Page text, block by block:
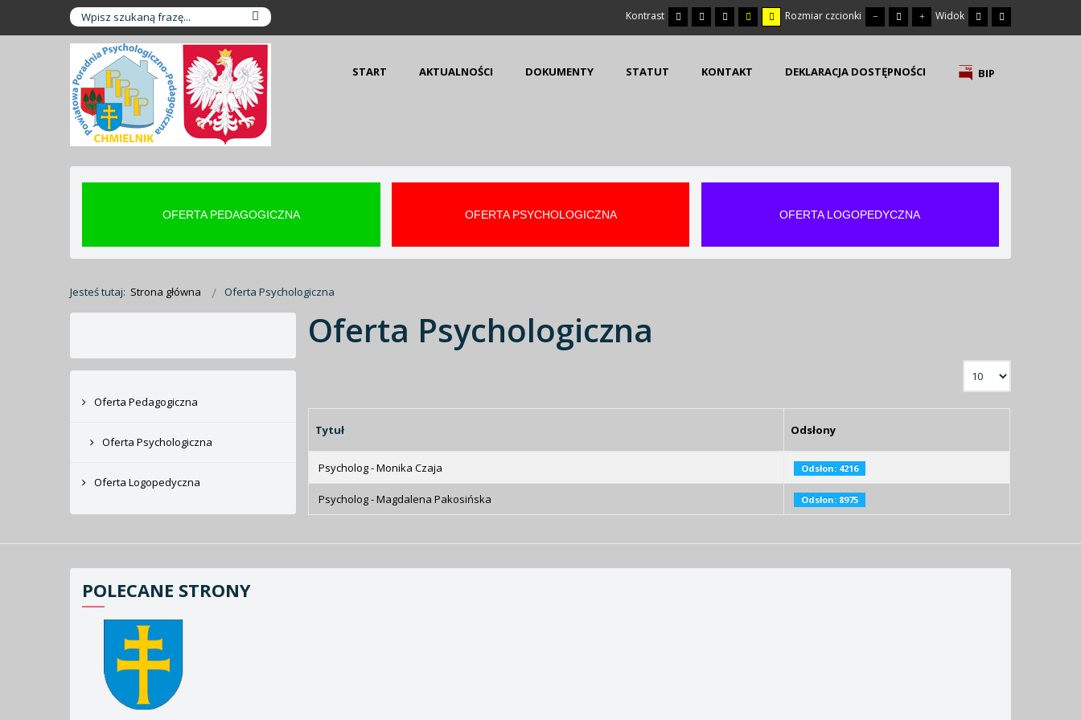
Kontrast Rozmiar czcionki Widok
START AKTUALNOŚCI DOKUMENTY STATUT KONTAKT DEKLARACJA DOSTĘPNOŚCI BIP
OFERTA PEDAGOGICZNA OFERTA PSYCHOLOGICZNA OFERTA LOGOPEDYCZNA
Jesteś tutaj: Strona główna Oferta Psychologiczna
Oferta Psychologiczna
Tytuł Odsłony
Psycholog - Monika Czaja Odsłon: 4216
Psycholog - Magdalena Pakosińska Odsłon: 8975
Oferta Pedagogiczna
Oferta Psychologiczna
Oferta Logopedyczna
POLECANE STRONY